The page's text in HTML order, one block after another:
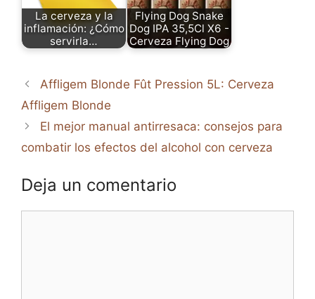
La cerveza y la
inflamación: ¿Cómo
servirla…
Flying Dog Snake
Dog IPA 35,5Cl X6 -
Cerveza Flying Dog
Affligem Blonde Fût Pression 5L: Cerveza
Affligem Blonde
El mejor manual antirresaca: consejos para
combatir los efectos del alcohol con cerveza
Deja un comentario